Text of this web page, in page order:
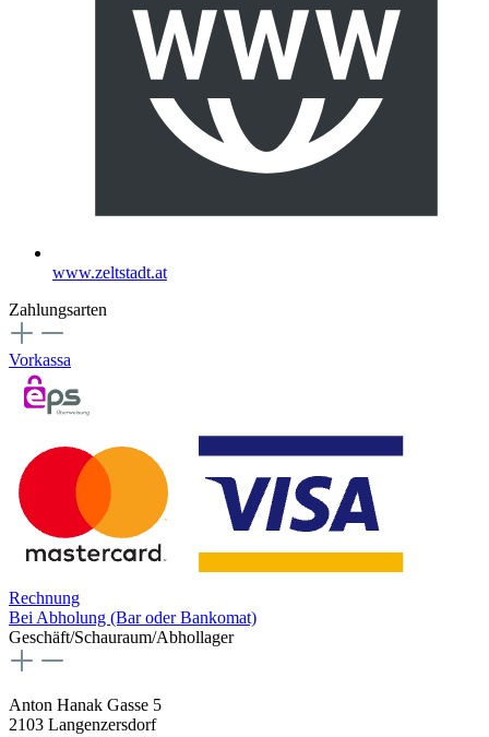
www.zeltstadt.at
Zahlungsarten
Vorkassa
Rechnung
Bei Abholung (Bar oder Bankomat)
Geschäft/Schauraum/Abhollager
Anton Hanak Gasse 5
2103 Langenzersdorf